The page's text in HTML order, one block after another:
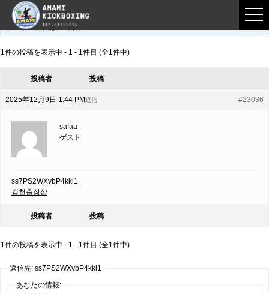
フロントページ › フォーラム
このトピックは空です。
1件の投稿を表示中 - 1 - 1件目 (全1件中)
投稿者 投稿
2025年12月9日 1:44 PM #23036
返信
safaa
ゲスト
ss7PS2WXvbP4kkl1
김천출장샵
投稿者 投稿
1件の投稿を表示中 - 1 - 1件目 (全1件中)
返信先: ss7PS2WXvbP4kkl1
あなたの情報: